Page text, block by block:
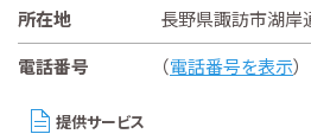
所在地
長野県諏訪市湖岸
電話番号
（電話番号を表示）
提供サービス